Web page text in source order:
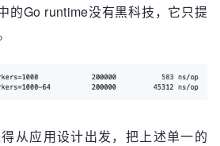
的Go runtime没有黑科技，它只提
从应用设计出发，把上述单一的